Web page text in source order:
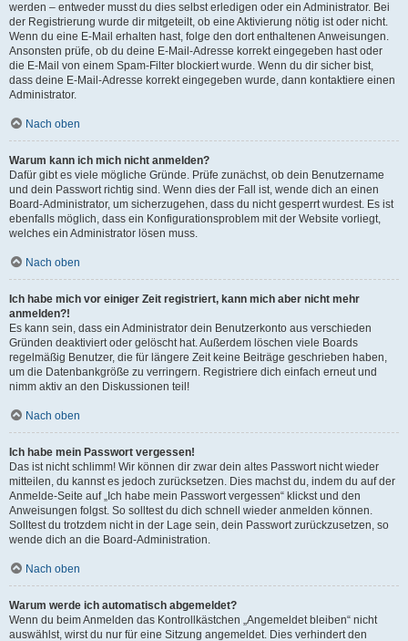
werden – entweder musst du dies selbst erledigen oder ein Administrator. Bei
der Registrierung wurde dir mitgeteilt, ob eine Aktivierung nötig ist oder nicht.
Wenn du eine E-Mail erhalten hast, folge den dort enthaltenen Anweisungen.
Ansonsten prüfe, ob du deine E-Mail-Adresse korrekt eingegeben hast oder
die E-Mail von einem Spam-Filter blockiert wurde. Wenn du dir sicher bist,
dass deine E-Mail-Adresse korrekt eingegeben wurde, dann kontaktiere einen
Administrator.
Nach oben
Warum kann ich mich nicht anmelden?
Dafür gibt es viele mögliche Gründe. Prüfe zunächst, ob dein Benutzername
und dein Passwort richtig sind. Wenn dies der Fall ist, wende dich an einen
Board-Administrator, um sicherzugehen, dass du nicht gesperrt wurdest. Es ist
ebenfalls möglich, dass ein Konfigurationsproblem mit der Website vorliegt,
welches ein Administrator lösen muss.
Nach oben
Ich habe mich vor einiger Zeit registriert, kann mich aber nicht mehr
anmelden?!
Es kann sein, dass ein Administrator dein Benutzerkonto aus verschieden
Gründen deaktiviert oder gelöscht hat. Außerdem löschen viele Boards
regelmäßig Benutzer, die für längere Zeit keine Beiträge geschrieben haben,
um die Datenbankgröße zu verringern. Registriere dich einfach erneut und
nimm aktiv an den Diskussionen teil!
Nach oben
Ich habe mein Passwort vergessen!
Das ist nicht schlimm! Wir können dir zwar dein altes Passwort nicht wieder
mitteilen, du kannst es jedoch zurücksetzen. Dies machst du, indem du auf der
Anmelde-Seite auf „Ich habe mein Passwort vergessen“ klickst und den
Anweisungen folgst. So solltest du dich schnell wieder anmelden können.
Solltest du trotzdem nicht in der Lage sein, dein Passwort zurückzusetzen, so
wende dich an die Board-Administration.
Nach oben
Warum werde ich automatisch abgemeldet?
Wenn du beim Anmelden das Kontrollkästchen „Angemeldet bleiben“ nicht
auswählst, wirst du nur für eine Sitzung angemeldet. Dies verhindert den